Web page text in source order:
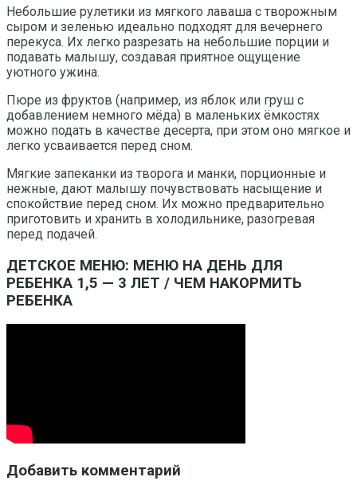
Небольшие рулетики из мягкого лаваша с творожным
сыром и зеленью идеально подходят для вечернего
перекуса. Их легко разрезать на небольшие порции и
подавать малышу, создавая приятное ощущение
уютного ужина.
Пюре из фруктов (например, из яблок или груш с
добавлением немного мёда) в маленьких ёмкостях
можно подать в качестве десерта, при этом оно мягкое и
легко усваивается перед сном.
Мягкие запеканки из творога и манки, порционные и
нежные, дают малышу почувствовать насыщение и
спокойствие перед сном. Их можно предварительно
приготовить и хранить в холодильнике, разогревая
перед подачей.
ДЕТСКОЕ МЕНЮ: МЕНЮ НА ДЕНЬ ДЛЯ
РЕБЕНКА 1,5 — 3 ЛЕТ / ЧЕМ НАКОРМИТЬ
РЕБЕНКА
Добавить комментарий